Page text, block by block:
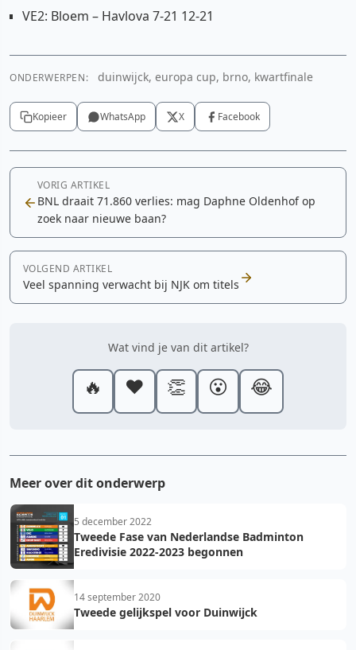
VE2: Bloem – Havlova 7-21 12-21
ONDERWERPEN: duinwijck, europa cup, brno, kwartfinale
Kopieer WhatsApp X Facebook
VORIG ARTIKEL
BNL draait 71.860 verlies: mag Daphne Oldenhof op
zoek naar nieuwe baan?
VOLGEND ARTIKEL
Veel spanning verwacht bij NJK om titels
Wat vind je van dit artikel?
🔥 ❤️ 👏 😮 😂
Meer over dit onderwerp
5 december 2022
Tweede Fase van Nederlandse Badminton
Eredivisie 2022-2023 begonnen
14 september 2020
Tweede gelijkspel voor Duinwijck